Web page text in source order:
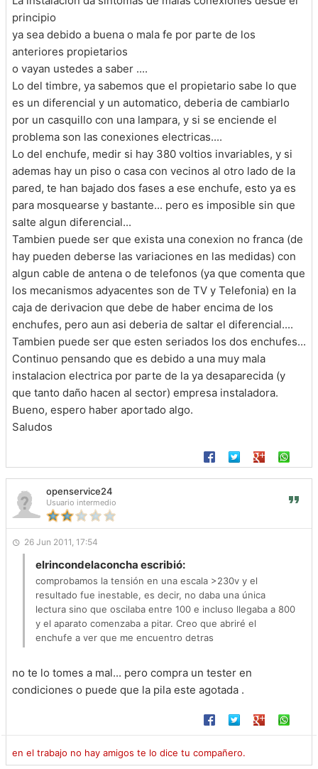
principio
ya sea debido a buena o mala fe por parte de los
anteriores propietarios
o vayan ustedes a saber ....
Lo del timbre, ya sabemos que el propietario sabe lo que
es un diferencial y un automatico, deberia de cambiarlo
por un casquillo con una lampara, y si se enciende el
problema son las conexiones electricas....
Lo del enchufe, medir si hay 380 voltios invariables, y si
ademas hay un piso o casa con vecinos al otro lado de la
pared, te han bajado dos fases a ese enchufe, esto ya es
para mosquearse y bastante... pero es imposible sin que
salte algun diferencial...
Tambien puede ser que exista una conexion no franca (de
hay pueden deberse las variaciones en las medidas) con
algun cable de antena o de telefonos (ya que comenta que
los mecanismos adyacentes son de TV y Telefonia) en la
caja de derivacion que debe de haber encima de los
enchufes, pero aun asi deberia de saltar el diferencial....
Tambien puede ser que esten seriados los dos enchufes...
Continuo pensando que es debido a una muy mala
instalacion electrica por parte de la ya desaparecida (y
que tanto daño hacen al sector) empresa instaladora.
Bueno, espero haber aportado algo.
Saludos
openservice24
Usuario intermedio
26 Jun 2011, 17:54
elrincondelaconcha escribió:
comprobamos la tensión en una escala >230v y el
resultado fue inestable, es decir, no daba una única
lectura sino que oscilaba entre 100 e incluso llegaba a 800
y el aparato comenzaba a pitar. Creo que abriré el
enchufe a ver que me encuentro detras
no te lo tomes a mal... pero compra un tester en
condiciones o puede que la pila este agotada .
en el trabajo no hay amigos te lo dice tu compañero.